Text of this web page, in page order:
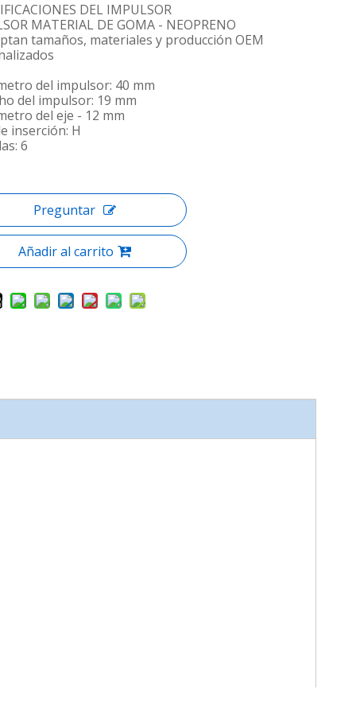
DEL IMPULSOR
MATERIAL DE GOMA - NEOPRENO
tamaños, materiales y producción OEM
del impulsor: 40 mm
del impulsor: 19 mm
del eje - 12 mm
inserción: H
6
Preguntar
Añadir al carrito